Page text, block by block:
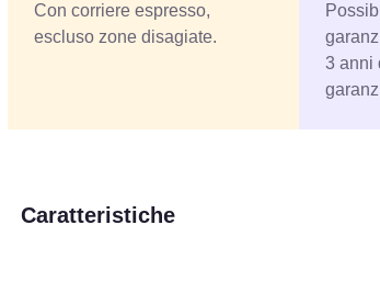
Con corriere espresso,
escluso zone disagiate.
3 anni
Caratteristiche